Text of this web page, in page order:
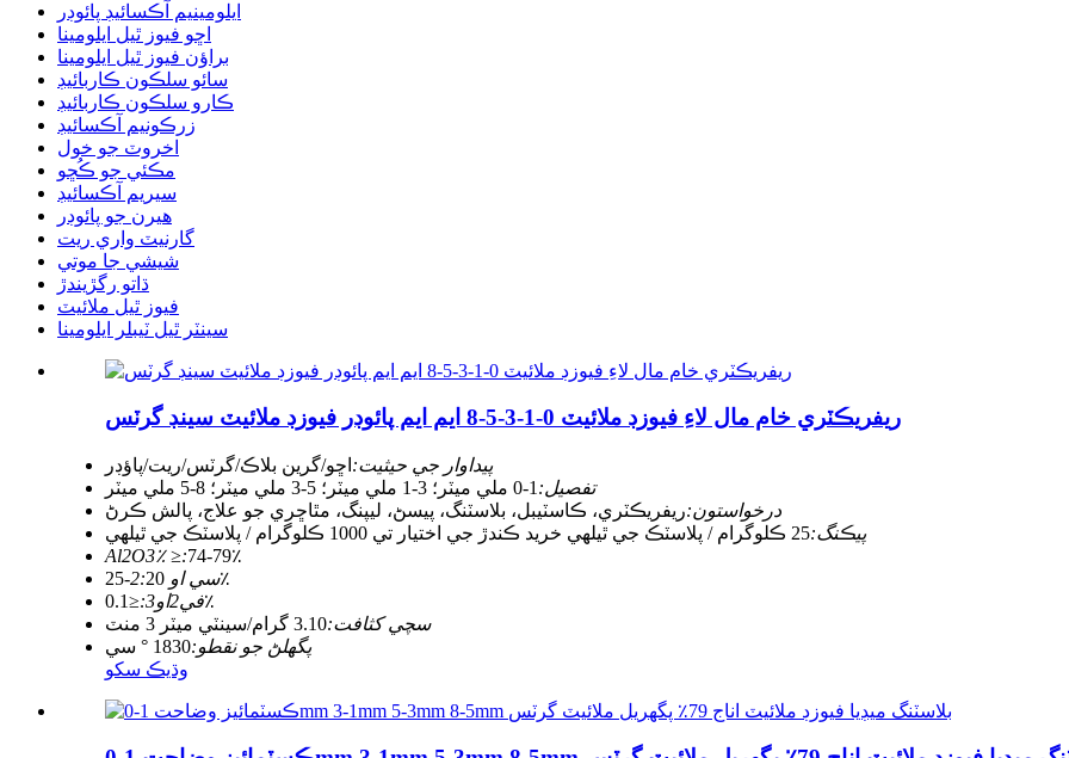
ايلومينيم آڪسائيڊ پائوڊر
اڇو فيوز ٿيل ايلومينا
براؤن فيوز ٿيل ايلومينا
سائو سلڪون ڪاربائيڊ
ڪارو سلڪون ڪاربائيڊ
زرڪونيم آڪسائيڊ
اخروٽ جو خول
مڪئي جو ڪُڇو
سيريم آڪسائيڊ
هيرن جو پائوڊر
گارنيٽ واري ريت
شيشي جا موتي
ڌاتو رگڙيندڙ
فيوز ٿيل ملائيٽ
سينٽر ٿيل ٽيبلر ايلومينا
ريفريڪٽري خام مال لاءِ فيوزڊ ملائيٽ 0-1-3-5-8 ايم ايم پائوڊر فيوزڊ ملائيٽ سينڊ گرٽس
پيداوار جي حيثيت: اڇو/گرين بلاڪ/گرٽس/ريت/پاؤڊر
تفصيل: 1-0 ملي ميٽر؛ 3-1 ملي ميٽر؛ 5-3 ملي ميٽر؛ 8-5 ملي ميٽر
درخواستون:ريفريڪٽري، ڪاسٽيبل، بلاسٽنگ، پيسڻ، ليپنگ، مٿاڇري جو علاج، پالش ڪرڻ
پيڪنگ:25 ڪلوگرام / پلاسٽڪ جي ٿيلهي خريد ڪندڙ جي اختيار تي 1000 ڪلوگرام / پلاسٽڪ جي ٿيلهي
Al2O3٪ ≥:74-79٪
سي او 2:20-25٪
في2او3:≤0.1٪
سچي کثافت:3.10 گرام/سينٽي ميٽر 3 منٽ
پگھلڻ جو نقطو:1830 ° سي
وڌيڪ سکو